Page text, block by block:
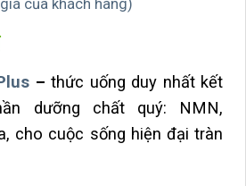
của khách hàng)
– thức uống duy nhất kết
dưỡng chất quý: NMN,
cho cuộc sống hiện đại tràn